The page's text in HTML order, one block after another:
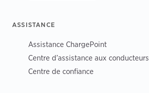
ASSISTANCE
Assistance ChargePoint
Centre d’assistance aux conducteurs
Centre de confiance